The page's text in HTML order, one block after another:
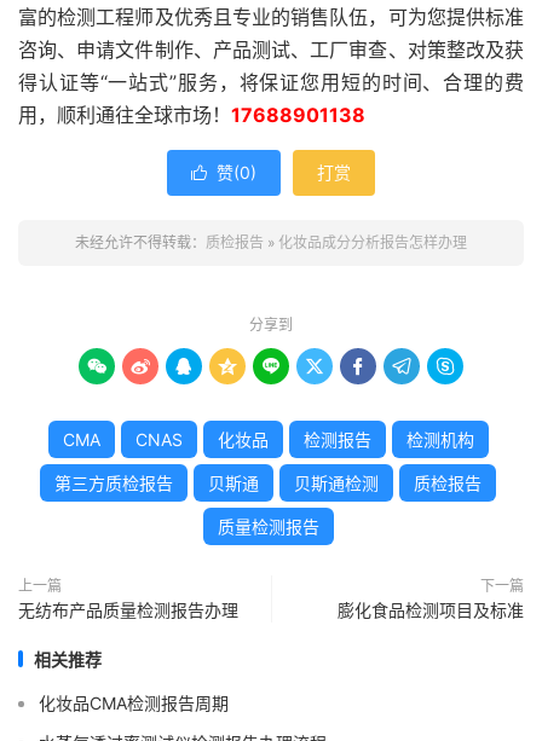
富的检测工程师及优秀且专业的销售队伍，可为您提供标准
咨询、申请文件制作、产品测试、工厂审查、对策整改及获
得认证等“一站式”服务，将保证您用短的时间、合理的费
用，顺利通往全球市场！ 17688901138
 赞(0) 打赏
未经允许不得转载： 质检报告 » 化妆品成分分析报告怎样办理
分享到
        
CMA CNAS 化妆品 检测报告 检测机构
第三方质检报告 贝斯通 贝斯通检测 质检报告
质量检测报告
上一篇
无纺布产品质量检测报告办理
下一篇
膨化食品检测项目及标准
相关推荐
化妆品CMA检测报告周期